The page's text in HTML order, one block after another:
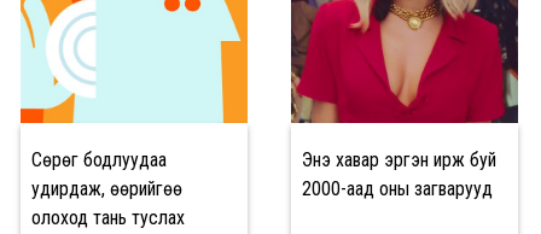
Сөрөг бодлуудаа
удирдаж, өөрийгөө
олоход тань туслах
Энэ хавар эргэн ирж буй
2000-аад оны загварууд